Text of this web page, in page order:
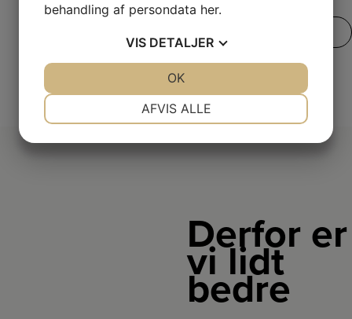
Derfor er
vi lidt
bedre
behandling af persondata her.
VIS DETALJER
AFVIS ALLE
OK